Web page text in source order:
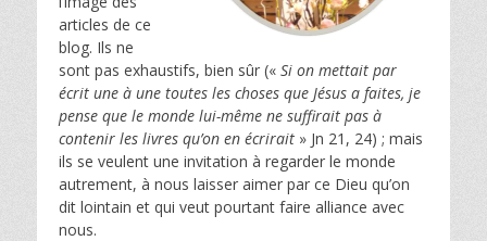
articles de ce
blog. Ils ne
sont pas exhaustifs, bien sûr (« Si on mettait par
écrit une à une toutes les choses que Jésus a faites, je
pense que le monde lui-même ne suffirait pas à
contenir les livres qu’on en écrirait » Jn 21, 24) ; mais
ils se veulent une invitation à regarder le monde
autrement, à nous laisser aimer par ce Dieu qu’on
dit lointain et qui veut pourtant faire alliance avec
nous.